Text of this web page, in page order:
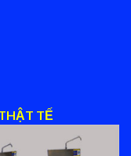
TẾ